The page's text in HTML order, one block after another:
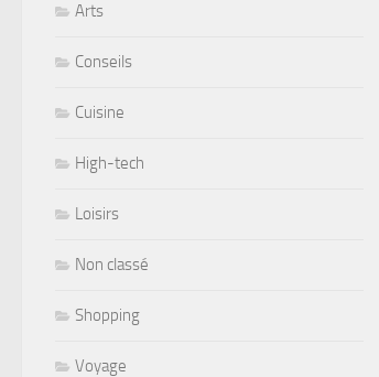
Arts
Conseils
Cuisine
High-tech
Loisirs
Non classé
Shopping
Voyage